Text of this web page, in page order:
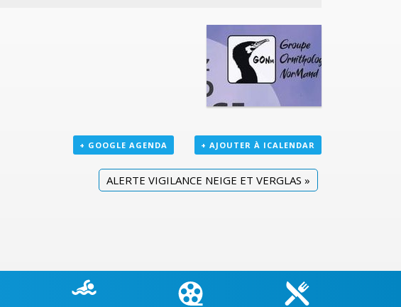
+ GOOGLE AGENDA + AJOUTER À ICALENDAR
ALERTE VIGILANCE NEIGE ET VERGLAS »